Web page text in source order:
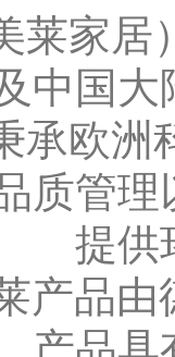
莱家
中国
承欧
质管
提供
产品